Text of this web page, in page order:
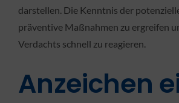
darstellen. Die Kenntnis der
präventive Maßnahmen zu ergreifen
Verdachts schnell zu reagieren.
Anzeichen